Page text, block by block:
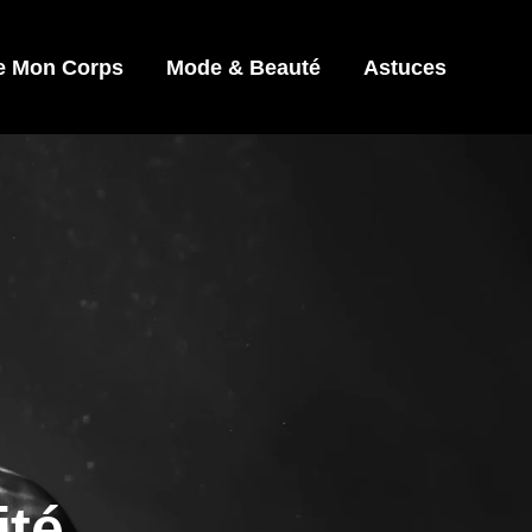
Mon Corps Mode & Beauté Astuces